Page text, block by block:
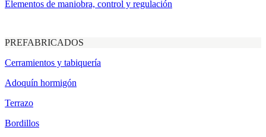
Elementos de maniobra, control y regulación
PREFABRICADOS
Cerramientos y tabiquería
Adoquín hormigón
Terrazo
Bordillos